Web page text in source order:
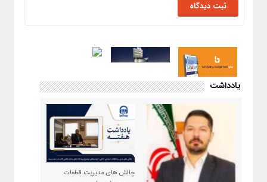
یادداشت
چالش های مدیریت قطعات